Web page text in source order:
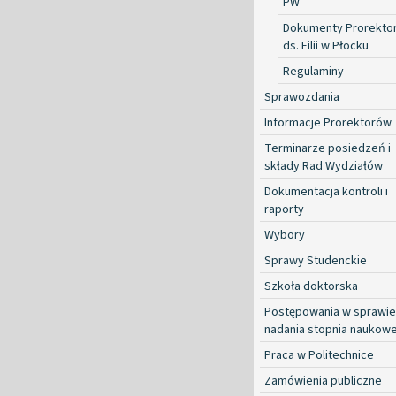
Dokumenty
ds. Filii w Płocku
Regulaminy
Sprawozdania
Informacje Prorektorów
Terminarze posiedzeń i
składy Rad Wydziałów
Dokumentacja kontroli i
raporty
Wybory
Sprawy Studenckie
Szkoła doktorska
Postępowania w sprawie
nadania stopnia
Praca w Politechnice
Zamówienia publiczne